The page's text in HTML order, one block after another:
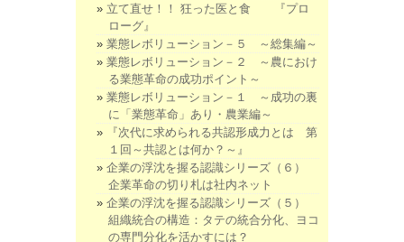
立て直せ！！ 狂った医と食 『プロ
ローグ』
業態レボリューション－５ ～総集編～
業態レボリューション－２ ～農におけ
る業態革命の成功ポイント～
業態レボリューション－１ ～成功の裏
に「業態革命」あり・農業編～
『次代に求められる共認形成力とは 第
１回～共認とは何か？～』
企業の浮沈を握る認識シリーズ（６）
企業革命の切り札は社内ネット
企業の浮沈を握る認識シリーズ（５）
組織統合の構造：タテの統合分化、ヨコ
の専門分化を活かすには？